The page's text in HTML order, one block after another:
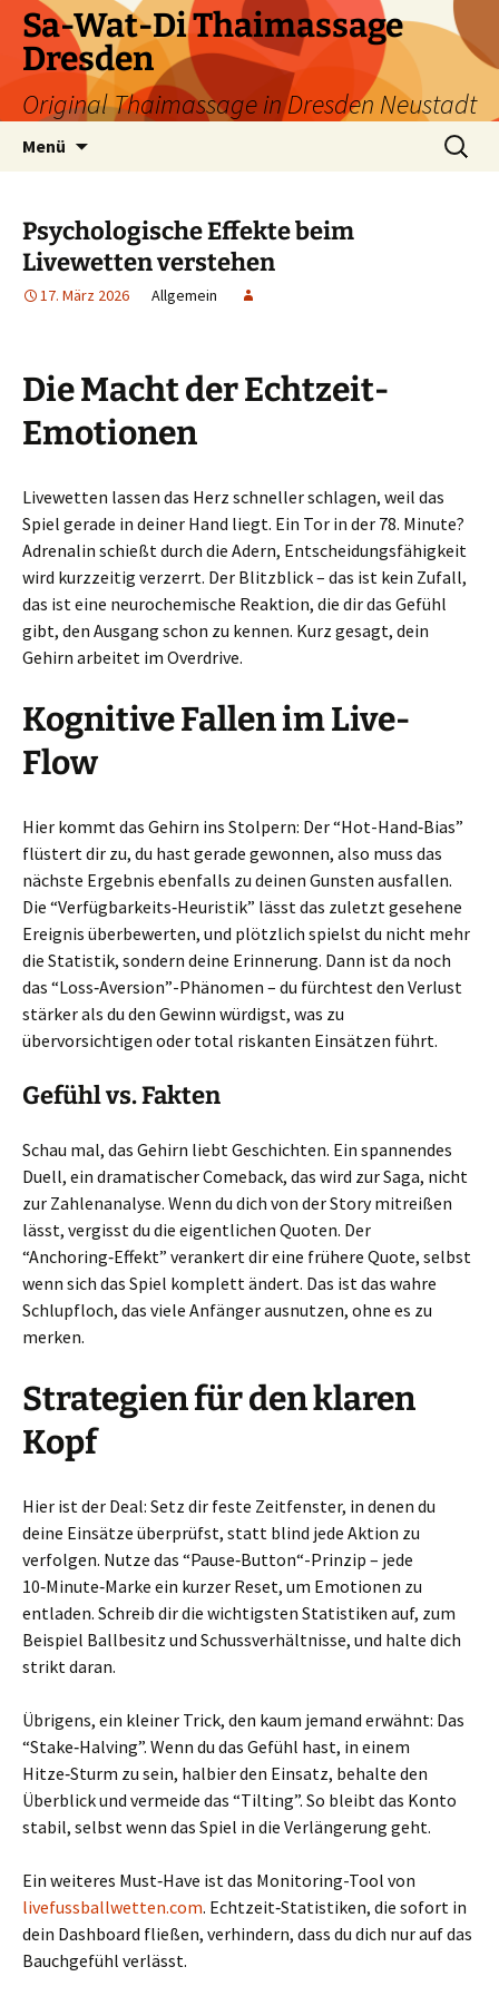
Zum
Inhalt
springen
Sa-Wat-Di Thaimassage
Dresden
Original Thaimassage in Dresden Neustadt
Menü
Suchen
nach:
Psychologische Effekte beim
Livewetten verstehen
17. März 2026 Allgemein
Die Macht der Echtzeit-
Emotionen
Livewetten lassen das Herz schneller schlagen, weil das
Spiel gerade in deiner Hand liegt. Ein Tor in der 78. Minute?
Adrenalin schießt durch die Adern, Entscheidungsfähigkeit
wird kurzzeitig verzerrt. Der Blitzblick – das ist kein Zufall,
das ist eine neurochemische Reaktion, die dir das Gefühl
gibt, den Ausgang schon zu kennen. Kurz gesagt, dein
Gehirn arbeitet im Overdrive.
Kognitive Fallen im Live-
Flow
Hier kommt das Gehirn ins Stolpern: Der “Hot-Hand‑Bias”
flüstert dir zu, du hast gerade gewonnen, also muss das
nächste Ergebnis ebenfalls zu deinen Gunsten ausfallen.
Die “Verfügbarkeits‑Heuristik” lässt das zuletzt gesehene
Ereignis überbewerten, und plötzlich spielst du nicht mehr
die Statistik, sondern deine Erinnerung. Dann ist da noch
das “Loss‑Aversion”-Phänomen – du fürchtest den Verlust
stärker als du den Gewinn würdigst, was zu
übervorsichtigen oder total riskanten Einsätzen führt.
Gefühl vs. Fakten
Schau mal, das Gehirn liebt Geschichten. Ein spannendes
Duell, ein dramatischer Comeback, das wird zur Saga, nicht
zur Zahlenanalyse. Wenn du dich von der Story mitreißen
lässt, vergisst du die eigentlichen Quoten. Der
“Anchoring‑Effekt” verankert dir eine frühere Quote, selbst
wenn sich das Spiel komplett ändert. Das ist das wahre
Schlupfloch, das viele Anfänger ausnutzen, ohne es zu
merken.
Strategien für den klaren
Kopf
Hier ist der Deal: Setz dir feste Zeitfenster, in denen du
deine Einsätze überprüfst, statt blind jede Aktion zu
verfolgen. Nutze das “Pause‑Button“-Prinzip – jede
10‑Minute‑Marke ein kurzer Reset, um Emotionen zu
entladen. Schreib dir die wichtigsten Statistiken auf, zum
Beispiel Ballbesitz und Schussverhältnisse, und halte dich
strikt daran.
Übrigens, ein kleiner Trick, den kaum jemand erwähnt: Das
“Stake‑Halving”. Wenn du das Gefühl hast, in einem
Hitze‑Sturm zu sein, halbier den Einsatz, behalte den
Überblick und vermeide das “Tilting”. So bleibt das Konto
stabil, selbst wenn das Spiel in die Verlängerung geht.
Ein weiteres Must‑Have ist das Monitoring-Tool von
livefussballwetten.com. Echtzeit‑Statistiken, die sofort in
dein Dashboard fließen, verhindern, dass du dich nur auf das
Bauchgefühl verlässt.